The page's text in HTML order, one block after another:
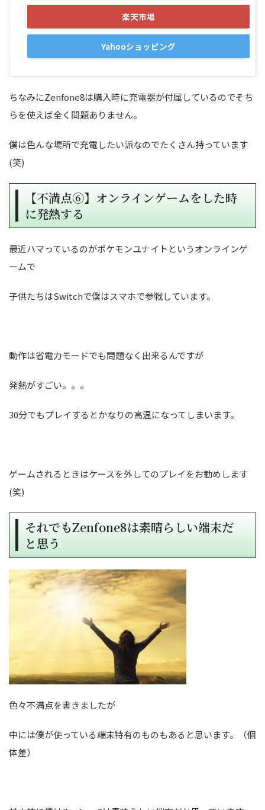
楽天市場
Yahooショッピング
ちなみにZenfone8は購入時に充電器が付属しているのでそち
らを使えば全く問題ありません。
僕は色んな場所で充電したい派なのでたくさん持っています
(笑)
【不満点⑥】オンラインゲームをした時
に発熱する
最近ハマっているのがポケモンユナイトというオンラインゲ
ームで
子供たちはSwitchで僕はスマホで参戦しています。
動作は省電力モードでも問題なく出来るんですが
発熱がすごい。。。
30分でもプレイするとかなりの高温になってしまいます。
ゲームされるときはケースを外してのプレイをお勧めします
(笑)
それでもZenfone8は素晴らしい端末だ
と思う
色々不満点を書きましたが
中には僕が使っている端末特有のものもあると思います。（個
体差）